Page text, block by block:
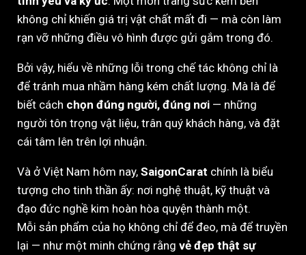
không chỉ khiến giá trị vật chất mất đi — mà còn làm
rạn vỡ những điều vô hình được gửi gắm trong đó.
Bởi vậy, hiểu về những lỗi trong chế tác không chỉ là
để tránh mua nhầm hàng kém chất lượng. Mà là để
biết cách chọn đúng người, đúng nơi — những
người tôn trọng vật liệu, trân quý khách hàng, và đặt
cái tâm lên trên lợi nhuận.
Và ở Việt Nam hôm nay, SaigonCarat chính là biểu
tượng cho tinh thần ấy: nơi nghệ thuật, kỹ thuật và
đạo đức nghề kim hoàn hòa quyện thành một.
Mỗi sản phẩm của họ không chỉ để đeo, mà để truyền
lại — như một minh chứng rằng vẻ đẹp thật sự